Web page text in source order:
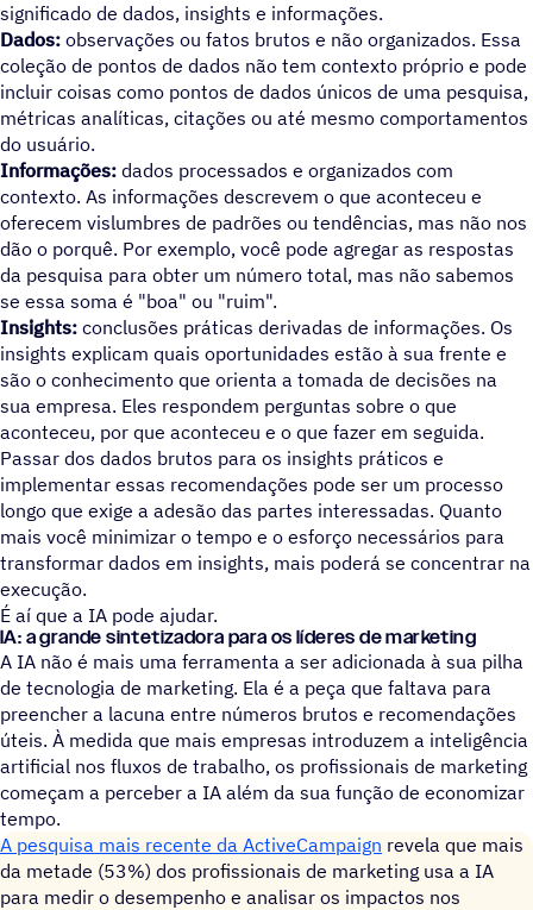
significado de dados, insights e informações.
Dados: observações ou fatos brutos e não organizados. Essa
coleção de pontos de dados não tem contexto próprio e pode
incluir coisas como pontos de dados únicos de uma pesquisa,
métricas analíticas, citações ou até mesmo comportamentos
do usuário.
Informações: dados processados e organizados com
contexto. As informações descrevem o que aconteceu e
oferecem vislumbres de padrões ou tendências, mas não nos
dão o porquê. Por exemplo, você pode agregar as respostas
da pesquisa para obter um número total, mas não sabemos
se essa soma é "boa" ou "ruim".
Insights: conclusões práticas derivadas de informações. Os
insights explicam quais oportunidades estão à sua frente e
são o conhecimento que orienta a tomada de decisões na
sua empresa. Eles respondem perguntas sobre o que
aconteceu, por que aconteceu e o que fazer em seguida.
Passar dos dados brutos para os insights práticos e
implementar essas recomendações pode ser um processo
longo que exige a adesão das partes interessadas. Quanto
mais você minimizar o tempo e o esforço necessários para
transformar dados em insights, mais poderá se concentrar na
execução.
É aí que a IA pode ajudar.
IA: a grande sintetizadora para os líderes de marketing
A IA não é mais uma ferramenta a ser adicionada à sua pilha
de tecnologia de marketing. Ela é a peça que faltava para
preencher a lacuna entre números brutos e recomendações
úteis. À medida que mais empresas introduzem a inteligência
artificial nos fluxos de trabalho, os profissionais de marketing
começam a perceber a IA além da sua função de economizar
tempo.
A pesquisa mais recente da ActiveCampaign revela que mais
da metade (53%) dos profissionais de marketing usa a IA
para medir o desempenho e analisar os impactos nos